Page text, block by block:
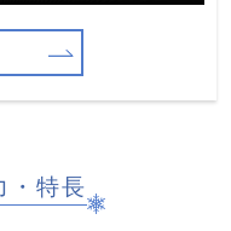
・特長